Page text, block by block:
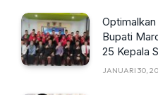
Bupati
25 Kepala
JANUARI 30,